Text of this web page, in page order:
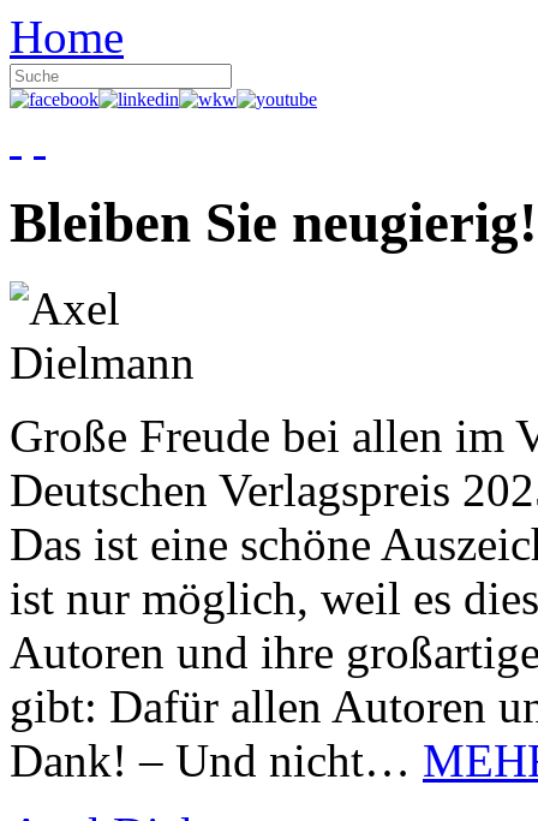
Home
Bleiben Sie neugierig!
Große Freude bei allen im
Deutschen Verlagspreis
Das ist eine schöne
ist nur möglich, weil es
Autoren und ihre
gibt: Dafür allen Autoren
Dank! – Und nicht…